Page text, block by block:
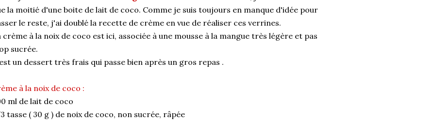
la moitié d'une boite de lait de coco. Comme je suis toujours en manque d'idée pour
le reste, j'ai doublé la recette de crème en vue de réaliser ces verrines.
crème à la noix de coco est ici, associée à une mousse à la mangue très légère et pas
sucrée.
un dessert très frais qui passe bien après un gros repas .
à la noix de coco :
ml de lait de coco
tasse ( 30 g ) de noix de coco, non sucrée, râpée